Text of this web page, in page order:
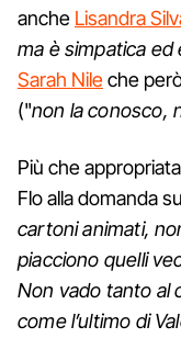
anche Lisandra
ma è simpatica
Sarah Nileche
("non la conosco,
Più che
Flo alla domanda
cartoni animati,
piacciono quelli
Non vado tanto al
come l’ultimo di